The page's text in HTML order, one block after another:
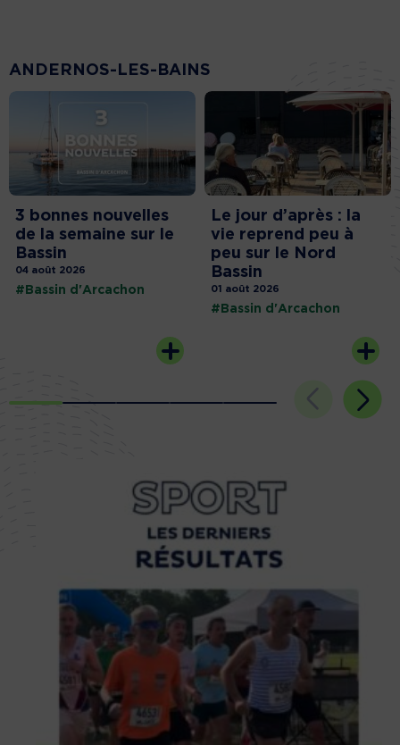
ANDERNOS-LES-BAINS
3 bonnes nouvelles
de la semaine sur le
Bassin
04 août 2026
#Bassin d'Arcachon
Le jour d’après : la
vie reprend peu à
peu sur le Nord
Bassin
01 août 2026
#Bassin d'Arcachon